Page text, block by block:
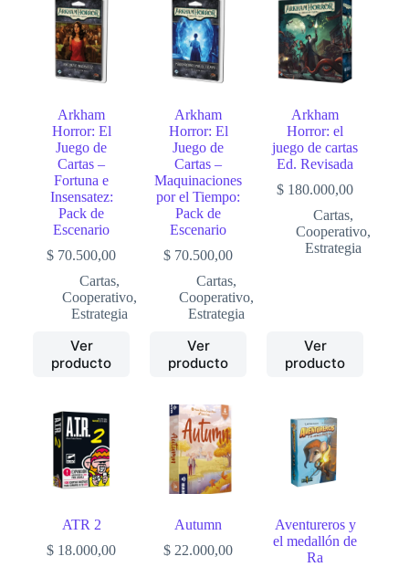
Arkham
Horror: El
Juego de
Cartas –
Fortuna e
Insensatez:
Pack de
Escenario
$ 70.500,00
Cartas,
Cooperativo,
Estrategia
Ver
producto
Arkham
Horror: El
Juego de
Cartas –
Maquinaciones
por el Tiempo:
Pack de
Escenario
$ 70.500,00
Cartas,
Cooperativo,
Estrategia
Ver
producto
Arkham
Horror: el
juego de cartas
Ed. Revisada
$ 180.000,00
Cartas,
Cooperativo,
Estrategia
Ver
producto
ATR 2
$ 18.000,00
Autumn
$ 22.000,00
Aventureros y
el medallón de
Ra